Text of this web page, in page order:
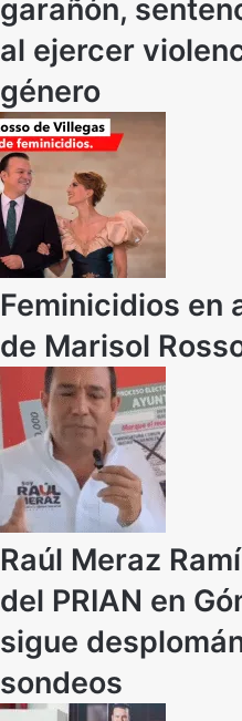
garañón,
al ejercer
género
Feminicidios en
de Marisol
Raúl Meraz
del PRIAN en
sigue
sondeos